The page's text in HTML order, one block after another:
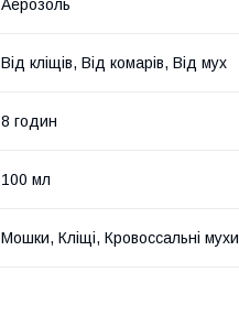
Аерозоль
Від кліщів, Від комарів, Від мух
8 годин
100 мл
Мошки, Кліщі, Кровоссальні мухи